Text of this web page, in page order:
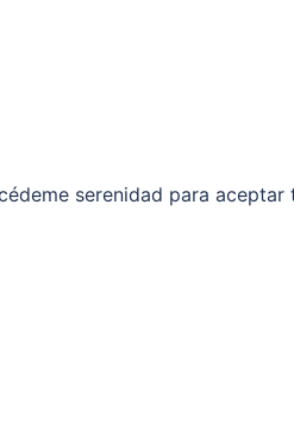
serenidad para